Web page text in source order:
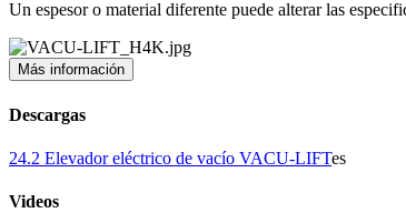
Un espesor o material diferente puede alterar las
Más información
Descargas
24.2 Elevador eléctrico de vacío VACU-LIFTes
Videos